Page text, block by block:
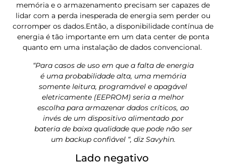
memória e o armazenamento precisam ser capazes de
lidar com a perda inesperada de energia sem perder ou
corromper os dados.Então, a disponibilidade contínua de
energia é tão importante em um data center de ponta
quanto em uma instalação de dados convencional.
“Para casos de uso em que a falta de energia
é uma probabilidade alta, uma memória
somente leitura, programável e apagável
eletricamente (EEPROM) seria a melhor
escolha para armazenar dados críticos, ao
invés de um dispositivo alimentado por
bateria de baixa qualidade que pode não ser
um backup confiável “, diz Savyhin.
Lado negativo